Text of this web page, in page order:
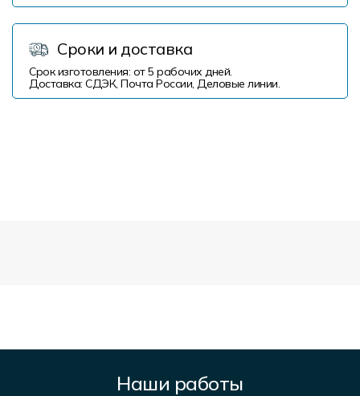
Сроки и доставка
Срок изготовления: от 5 рабочих дней.
Доставка: СДЭК, Почта России, Деловые линии.
Наши работы